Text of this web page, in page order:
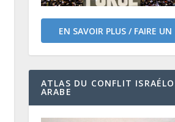
EN SAVOIR PLUS / FAIRE UN
DON
ATLAS DU CONFLIT
ARABE